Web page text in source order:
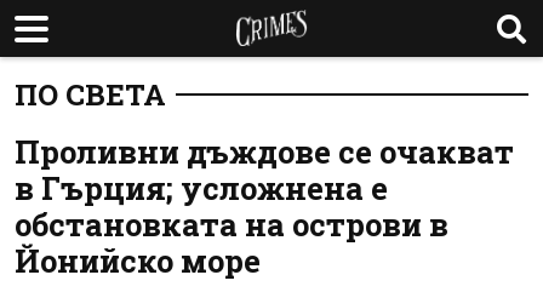
ПО СВЕТА
Проливни дъждове се очакват
в Гърция; усложнена е
обстановката на острови в
Йонийско море